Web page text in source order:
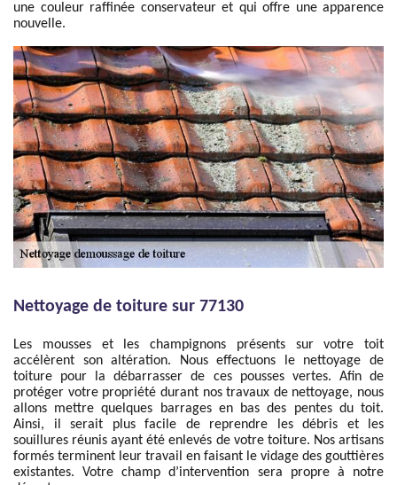
une couleur raffinée conservateur et qui offre une apparence
nouvelle.
Nettoyage de toiture sur 77130
Les mousses et les champignons présents sur votre toit
accélèrent son altération. Nous effectuons le nettoyage de
toiture pour la débarrasser de ces pousses vertes. Afin de
protéger votre propriété durant nos travaux de nettoyage, nous
allons mettre quelques barrages en bas des pentes du toit.
Ainsi, il serait plus facile de reprendre les débris et les
souillures réunis ayant été enlevés de votre toiture. Nos artisans
formés terminent leur travail en faisant le vidage des gouttières
existantes. Votre champ d’intervention sera propre à notre